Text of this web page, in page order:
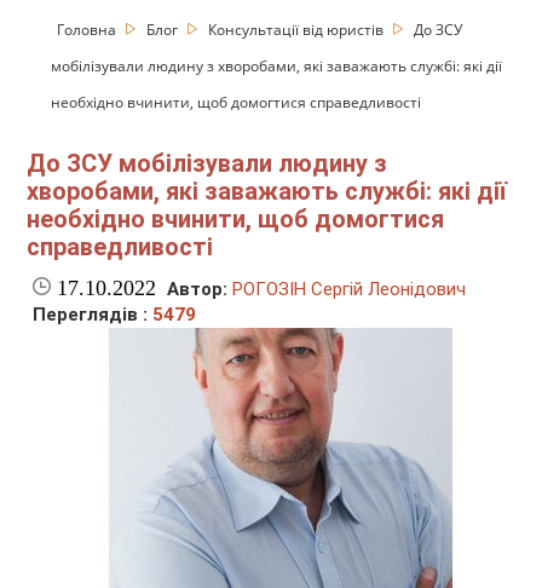
Головна Блог Консультації від юристів
До ЗСУ
мобілізували людину з хворобами, які заважають службі: які дії
необхідно вчинити, щоб домогтися справедливості
До ЗСУ мобілізували людину з
хворобами, які заважають службі: які дії
необхідно вчинити, щоб домогтися
справедливості
17.10.2022 Автор: РОГОЗІН Сергій Леонідович
Переглядів : 5479